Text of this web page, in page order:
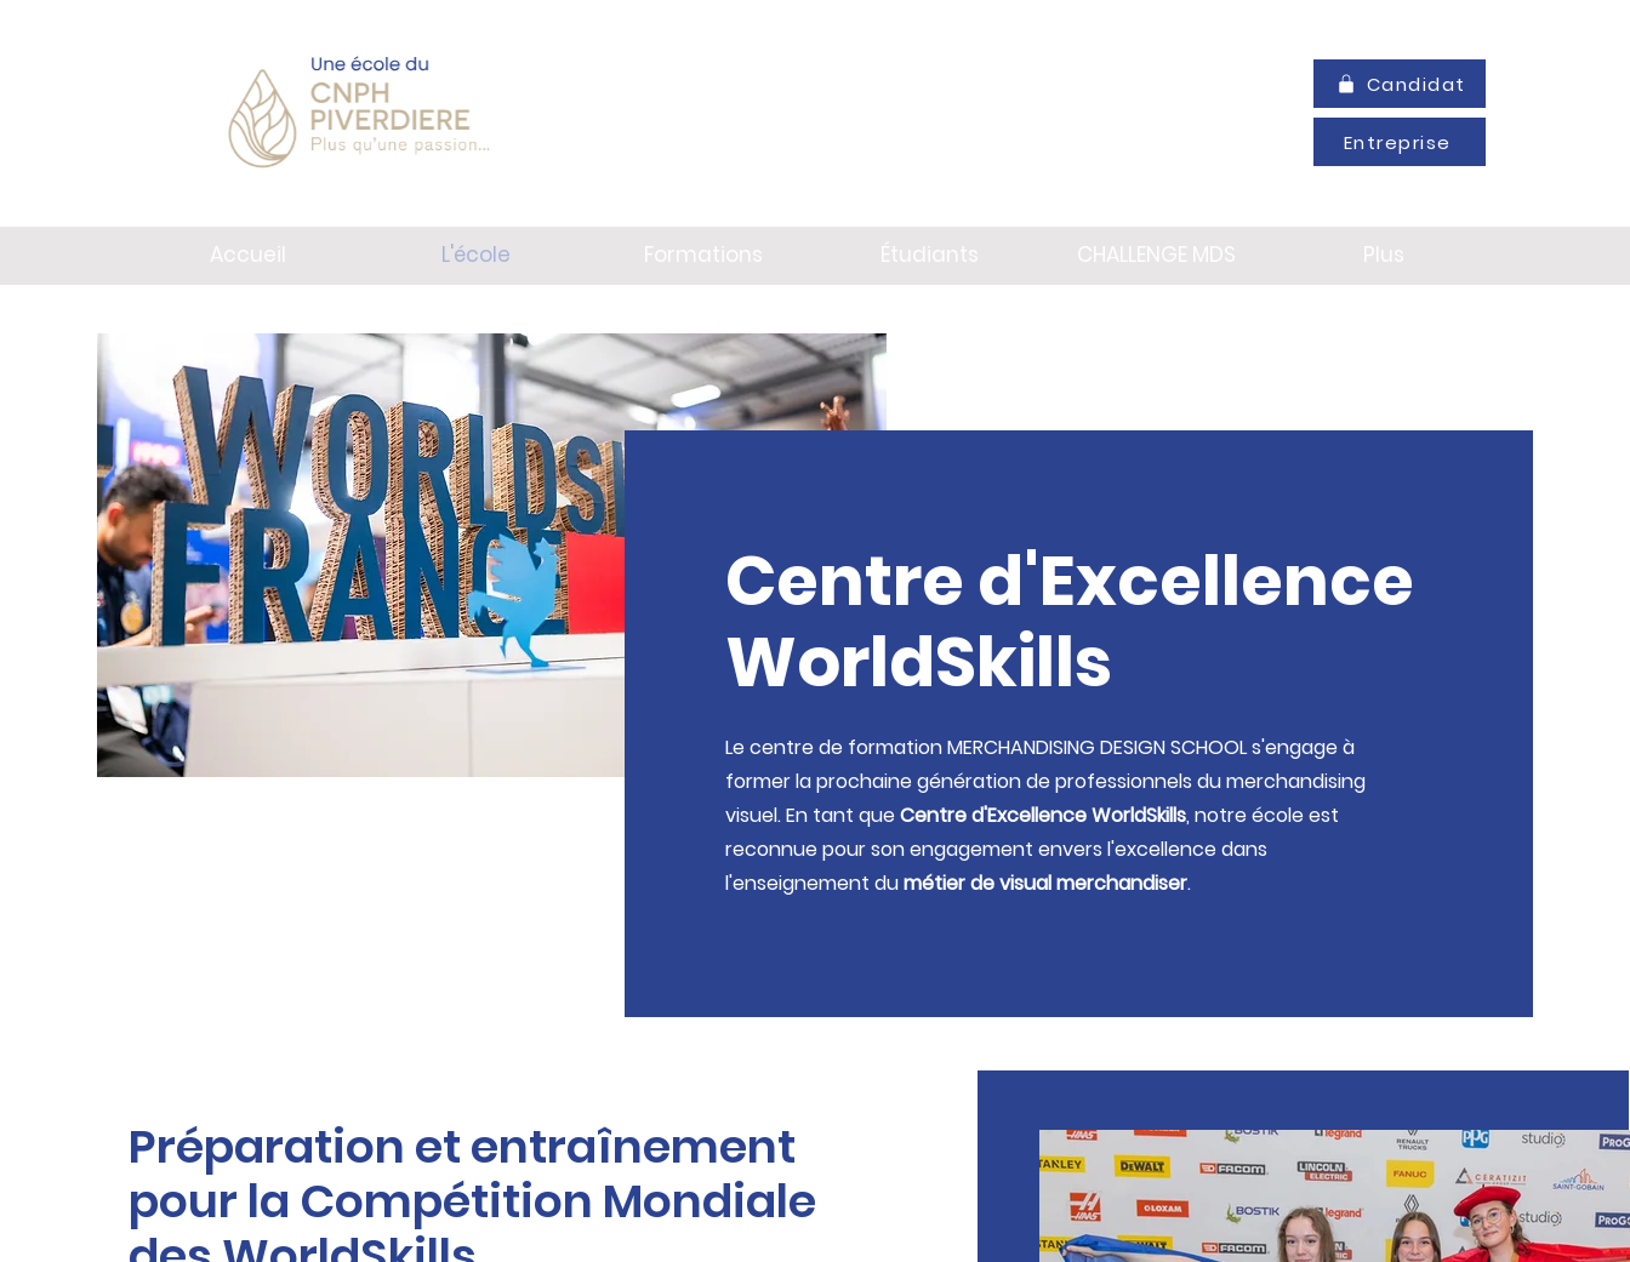
Candidat
Entreprise
Accueil L'école Formations Étudiants CHALLENGE MDS Plus
Centre d'Excellence
WorldSkills
Le centre de formation MERCHANDISING DESIGN SCHOOL s'engage à
former la prochaine génération de professionnels du merchandising
visuel. En tant queCentre d'Excellence WorldSkills, notre école est
reconnue pour son engagement envers l'excellence dans
l'enseignement dumétier de visual merchandiser.
Préparation et entraînement
pour la Compétition Mondiale